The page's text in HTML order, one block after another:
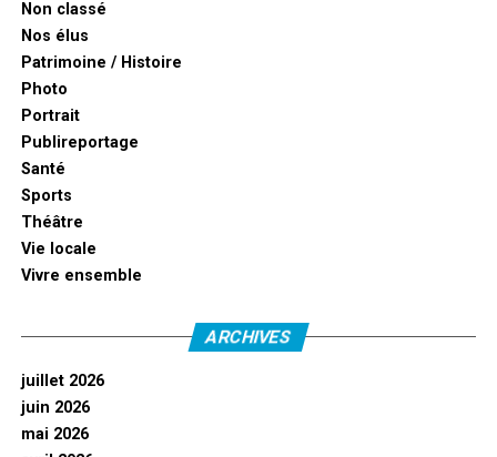
Non classé
Nos élus
Patrimoine / Histoire
Photo
Portrait
Publireportage
Santé
Sports
Théâtre
Vie locale
Vivre ensemble
ARCHIVES
juillet 2026
juin 2026
mai 2026